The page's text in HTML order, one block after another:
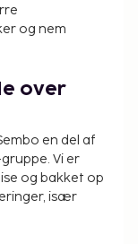
og nem
over
en del af
Vi er
og bakket op
især